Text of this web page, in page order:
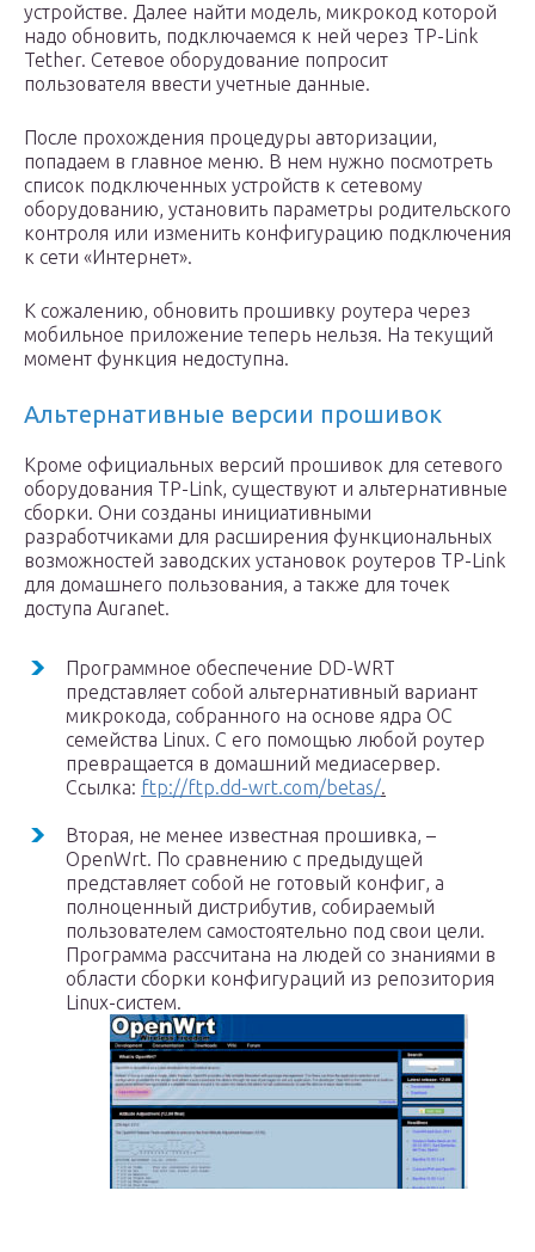
устройстве. Далее найти модель, микрокод которой
надо обновить, подключаемся к ней через TP-Link
Tether. Сетевое оборудование попросит
пользователя ввести учетные данные.
После прохождения процедуры авторизации,
попадаем в главное меню. В нем нужно посмотреть
список подключенных устройств к сетевому
оборудованию, установить параметры родительского
контроля или изменить конфигурацию подключения
к сети «Интернет».
К сожалению, обновить прошивку роутера через
мобильное приложение теперь нельзя. На текущий
момент функция недоступна.
Альтернативные версии прошивок
Кроме официальных версий прошивок для сетевого
оборудования TP-Link, существуют и альтернативные
сборки. Они созданы инициативными
разработчиками для расширения функциональных
возможностей заводских установок роутеров TP-Link
для домашнего пользования, а также для точек
доступа Auranet.
Программное обеспечение DD-WRT
представляет собой альтернативный вариант
микрокода, собранного на основе ядра OC
семейства Linux. С его помощью любой роутер
превращается в домашний медиасервер.
Ссылка: ftp://ftp.dd-wrt.com/betas/.
Вторая, не менее известная прошивка, –
OpenWrt. По сравнению с предыдущей
представляет собой не готовый конфиг, а
полноценный дистрибутив, собираемый
пользователем самостоятельно под свои цели.
Программа рассчитана на людей со знаниями в
области сборки конфигураций из репозитория
Linux-систем.